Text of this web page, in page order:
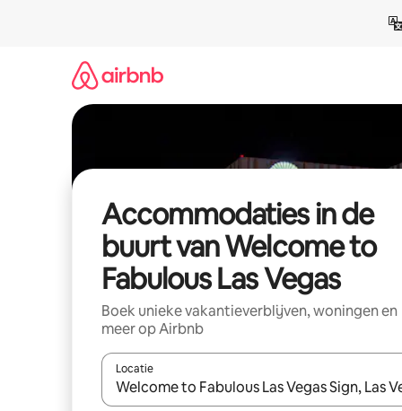
Accommodaties in de
buurt van Welcome to
Fabulous Las Vegas
Boek unieke vakantieverblijven, woningen en
meer op Airbnb
Locatie
Wanneer er resultaten beschikbaar zijn, maak